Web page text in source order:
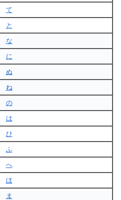
て
と
な
に
ぬ
ね
の
は
ひ
ふ
へ
ほ
ま